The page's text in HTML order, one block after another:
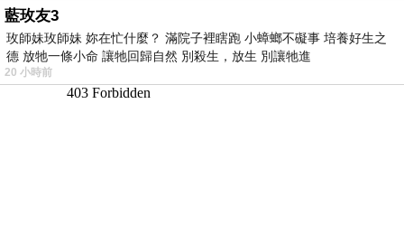
藍玫友3
玫師妹玫師妹 妳在忙什麼？ 滿院子裡瞎跑 小蟑螂不礙事 培養好生之
德 放牠一條小命 讓牠回歸自然 別殺生，放生 別讓牠進
20 小時前